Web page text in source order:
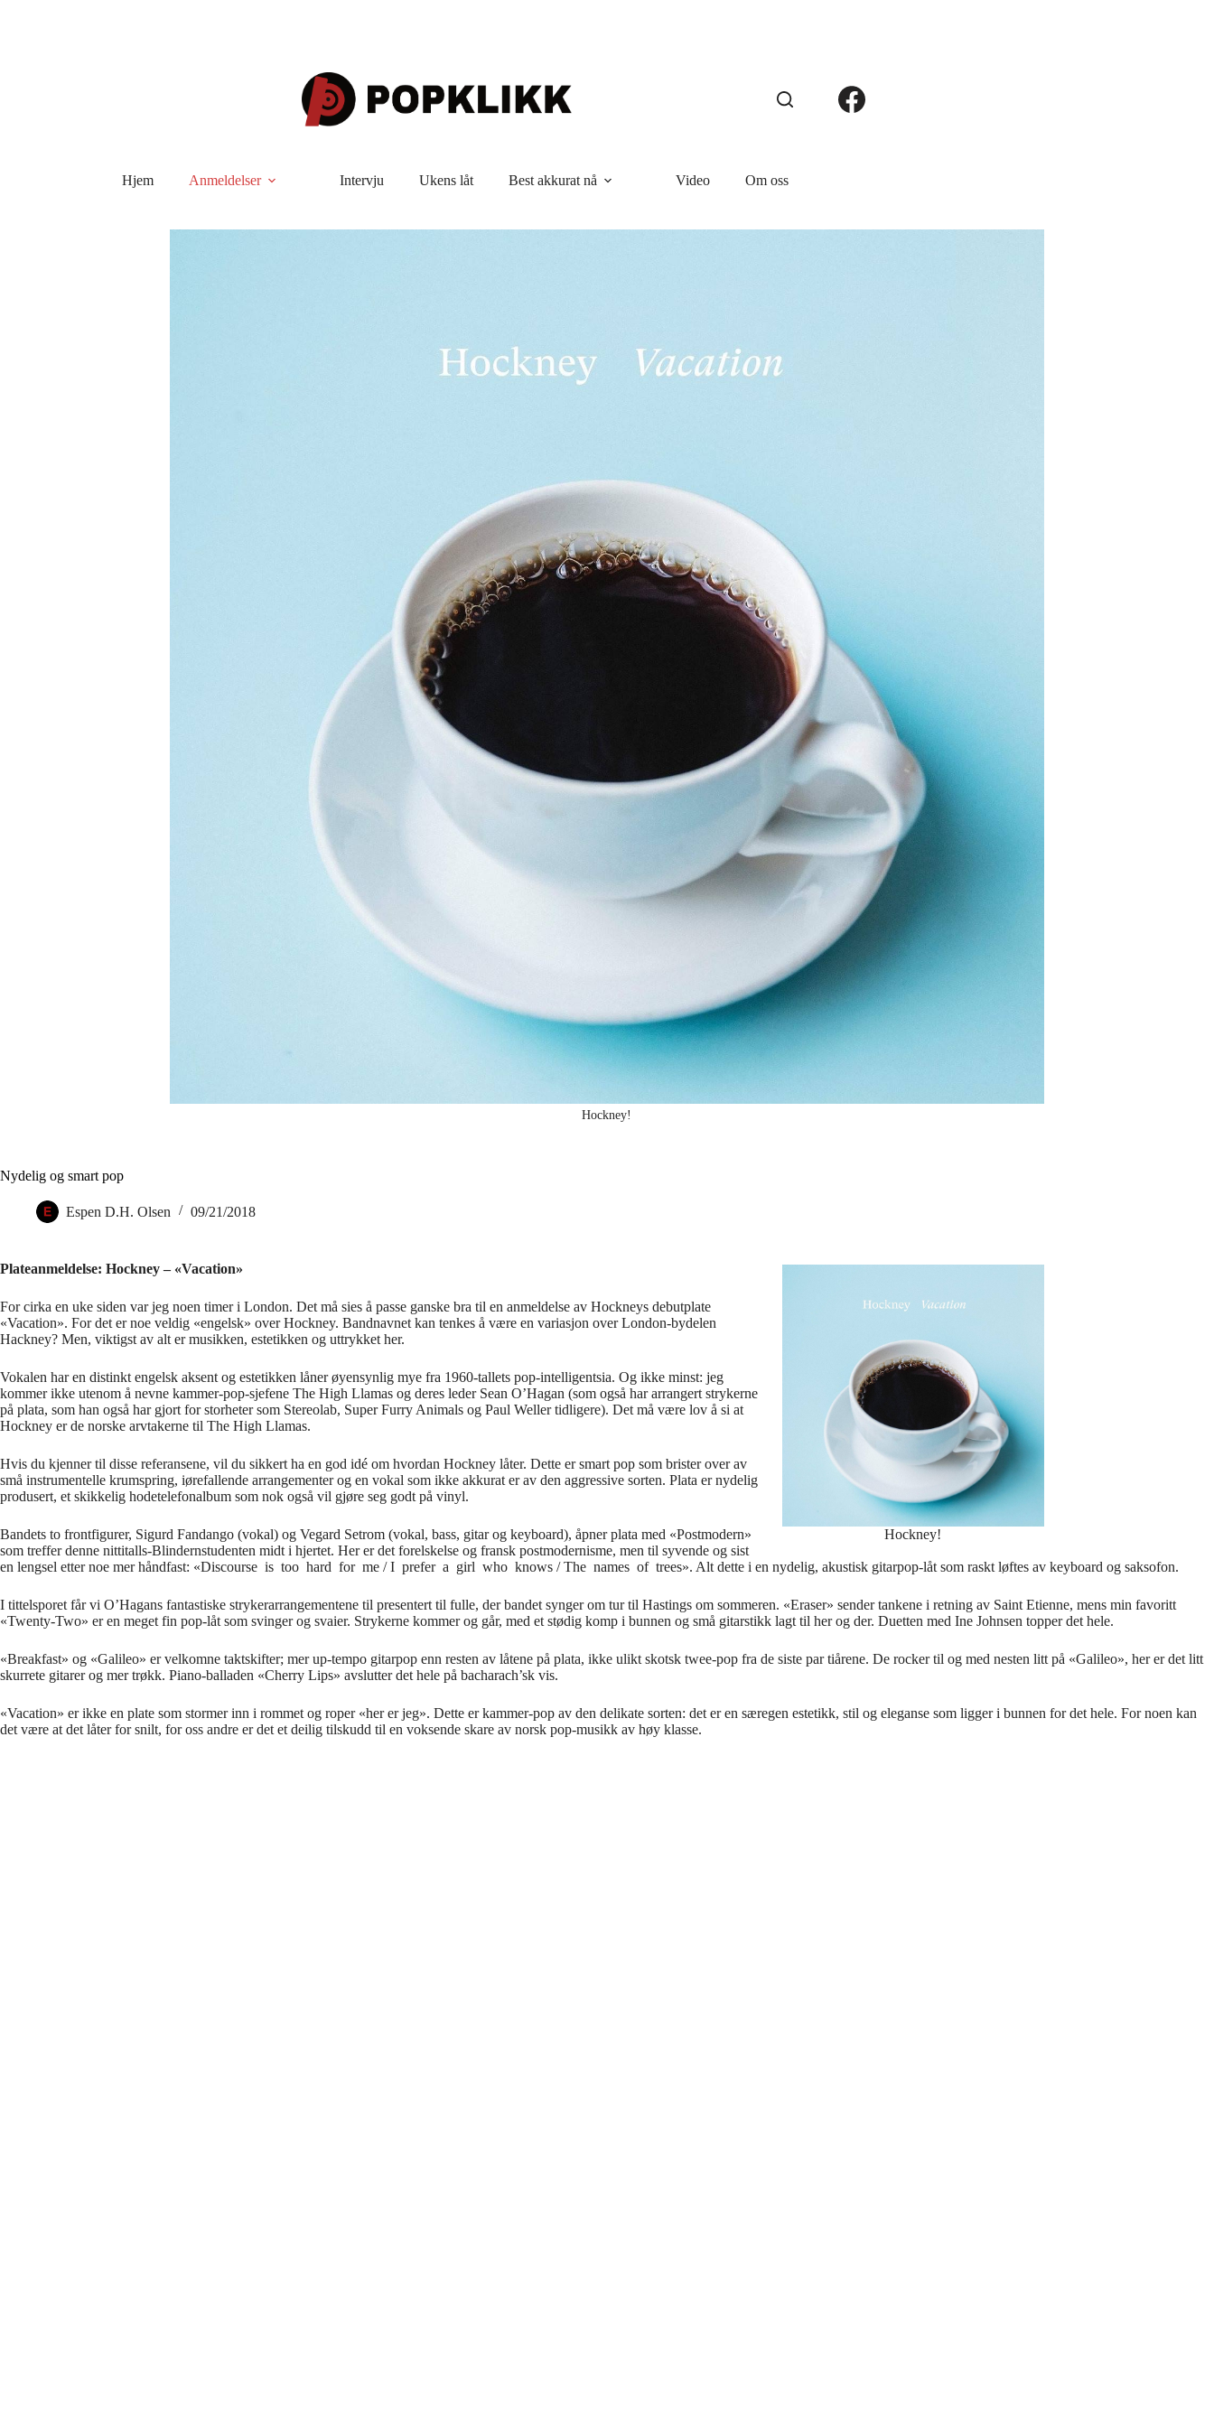
Hjem Anmeldelser Intervju Ukens låt Best akkurat nå Video Om oss
Hockney!
Nydelig og smart pop
Espen D.H. Olsen 09/21/2018
Hockney!
Plateanmeldelse: Hockney – «Vacation»
For cirka en uke siden var jeg noen timer i London. Det må sies å passe ganske bra til en anmeldelse av Hockneys debutplate
«Vacation». For det er noe veldig «engelsk» over Hockney. Bandnavnet kan tenkes å være en variasjon over London-bydelen
Hackney? Men, viktigst av alt er musikken, estetikken og uttrykket her.
Vokalen har en distinkt engelsk aksent og estetikken låner øyensynlig mye fra 1960-tallets pop-intelligentsia. Og ikke minst: jeg
kommer ikke utenom å nevne kammer-pop-sjefene The High Llamas og deres leder Sean O’Hagan (som også har arrangert strykerne
på plata, som han også har gjort for storheter som Stereolab, Super Furry Animals og Paul Weller tidligere). Det må være lov å si at
Hockney er de norske arvtakerne til The High Llamas.
Hvis du kjenner til disse referansene, vil du sikkert ha en god idé om hvordan Hockney låter. Dette er smart pop som brister over av
små instrumentelle krumspring, iørefallende arrangementer og en vokal som ikke akkurat er av den aggressive sorten. Plata er nydelig
produsert, et skikkelig hodetelefonalbum som nok også vil gjøre seg godt på vinyl.
Bandets to frontfigurer, Sigurd Fandango (vokal) og Vegard Setrom (vokal, bass, gitar og keyboard), åpner plata med «Postmodern»
som treffer denne nittitalls-Blindernstudenten midt i hjertet. Her er det forelskelse og fransk postmodernisme, men til syvende og sist
en lengsel etter noe mer håndfast: «Discourse is too hard for me / I prefer a girl who knows / The names of trees». Alt dette i en nydelig, akustisk gitarpop-låt som raskt løftes av keyboard og saksofon.
I tittelsporet får vi O’Hagans fantastiske strykerarrangementene til presentert til fulle, der bandet synger om tur til Hastings om sommeren. «Eraser» sender tankene i retning av Saint Etienne, mens min favoritt
«Twenty-Two» er en meget fin pop-låt som svinger og svaier. Strykerne kommer og går, med et stødig komp i bunnen og små gitarstikk lagt til her og der. Duetten med Ine Johnsen topper det hele.
«Breakfast» og «Galileo» er velkomne taktskifter; mer up-tempo gitarpop enn resten av låtene på plata, ikke ulikt skotsk twee-pop fra de siste par tiårene. De rocker til og med nesten litt på «Galileo», her er det litt
skurrete gitarer og mer trøkk. Piano-balladen «Cherry Lips» avslutter det hele på bacharach’sk vis.
«Vacation» er ikke en plate som stormer inn i rommet og roper «her er jeg». Dette er kammer-pop av den delikate sorten: det er en særegen estetikk, stil og eleganse som ligger i bunnen for det hele. For noen kan
det være at det låter for snilt, for oss andre er det et deilig tilskudd til en voksende skare av norsk pop-musikk av høy klasse.